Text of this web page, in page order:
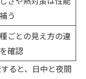
う
ごとの見え方の違
確認
ると、日中と夜間